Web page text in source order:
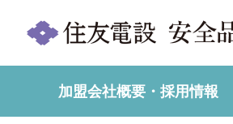
加盟会社概要・採用情報